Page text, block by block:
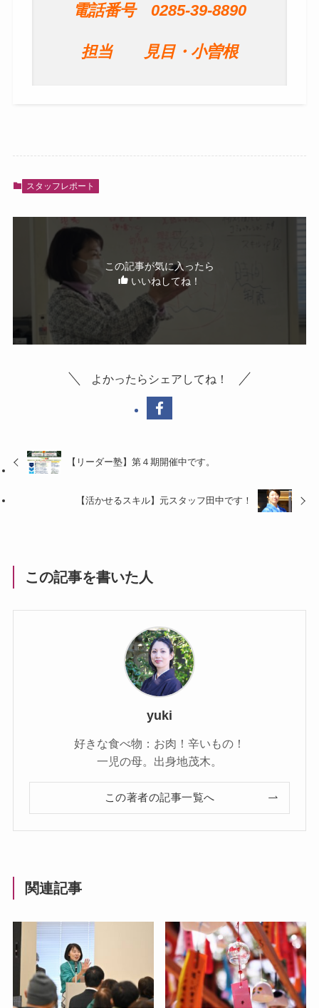
電話番号 0285-39-8890
担当 見目・小曽根
スタッフレポート
この記事が気に入ったら
いいねしてね！
よかったらシェアしてね！
【リーダー塾】第４期開催中です。
【活かせるスキル】元スタッフ田中です！
この記事を書いた人
yuki
好きな食べ物：お肉！辛いもの！
一児の母。出身地茂木。
この著者の記事一覧へ
関連記事